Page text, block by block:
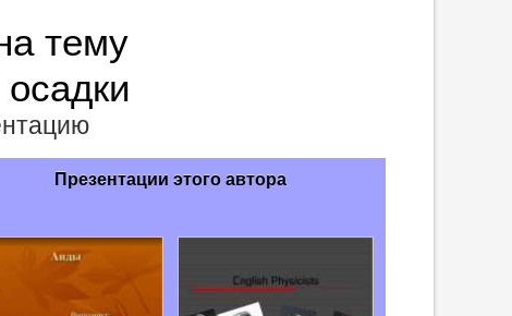
тему
Презентации этого автора